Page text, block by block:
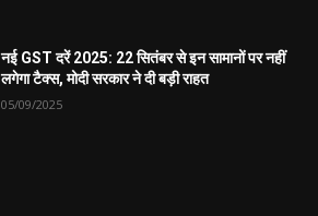
नई GST दरें 2025: 22 सितंबर से इन सामानों पर नहीं
लगेगा टैक्स, मोदी सरकार ने दी बड़ी राहत
05/09/2025